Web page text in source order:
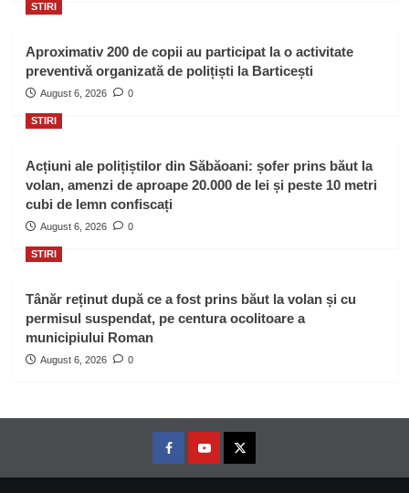
STIRI
Aproximativ 200 de copii au participat la o activitate
preventivă organizată de polițiști la Barticești
August 6, 2026 0
STIRI
Acțiuni ale polițiștilor din Săbăoani: șofer prins băut la
volan, amenzi de aproape 20.000 de lei și peste 10 metri
cubi de lemn confiscați
August 6, 2026 0
STIRI
Tânăr reținut după ce a fost prins băut la volan și cu
permisul suspendat, pe centura ocolitoare a
municipiului Roman
August 6, 2026 0
FacebookYoutubeTwitter